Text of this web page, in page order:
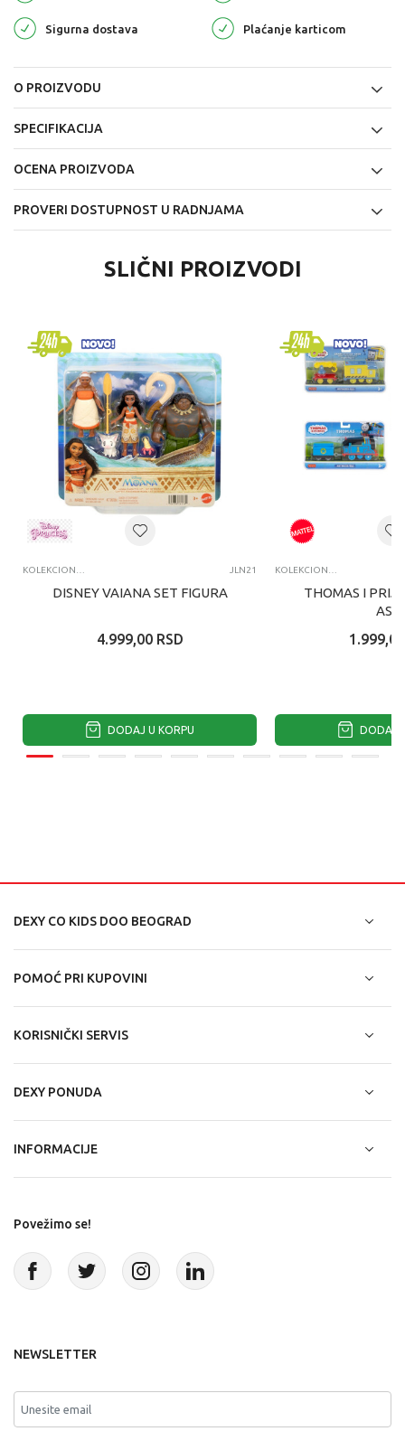
Sigurna dostava Plaćanje karticom
O PROIZVODU
SPECIFIKACIJA
OCENA PROIZVODA
PROVERI DOSTUPNOST U RADNJAMA
SLIČNI PROIZVODI
KOLEKCIONARSKE FIGURE I SETOVI JLN21
DISNEY VAIANA SET FIGURA
4.999,00 RSD
DODAJ U KORPU
KOLEKCIONARSKE FIGURE I SETOVI
THOMAS I
1.999,00
DODAJ
DEXY CO KIDS DOO BEOGRAD
POMOĆ PRI KUPOVINI
KORISNIČKI SERVIS
DEXY PONUDA
INFORMACIJE
Povežimo se!
NEWSLETTER